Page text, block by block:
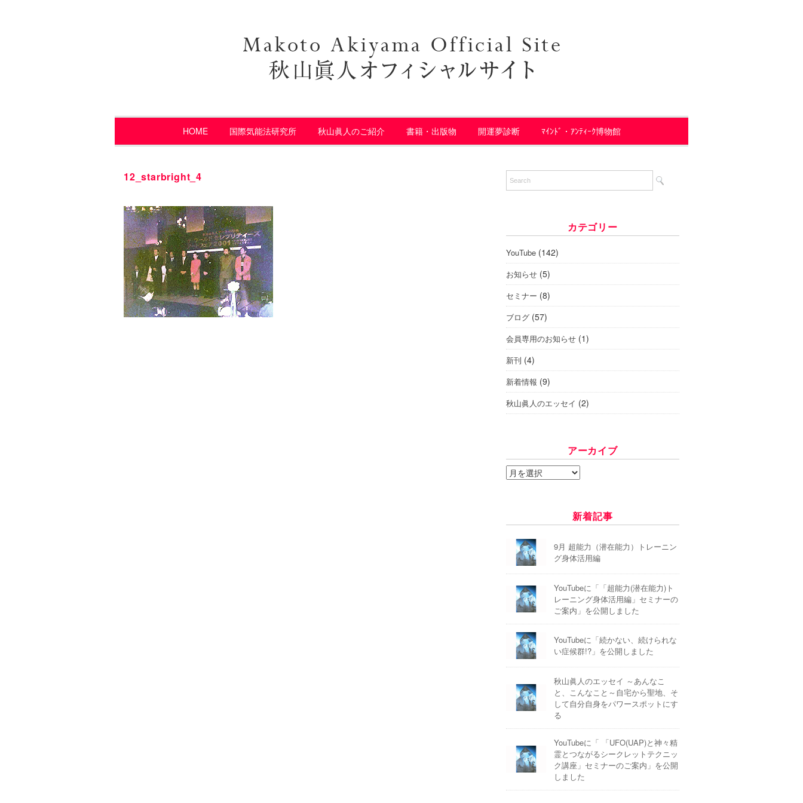
HOME 国際気能法研究所 秋山眞人のご紹介 書籍・出版物 開運夢診断 ﾏｲﾝﾄﾞ・ｱﾝﾃｨｰｸ博物館
12_starbright_4
カテゴリー
YouTube(142)
お知らせ(5)
セミナー (8)
ブログ(57)
会員専用のお知らせ(1)
新刊 (4)
新着情報 (9)
秋山眞人のエッセイ (2)
アーカイブ
ア
ー
新着記事
9月 超能力（潜在能力）トレーニン
グ身体活用編
YouTubeに「「超能力(潜在能力)ト
レーニング身体活用編」セミナーの
ご案内」を公開しました
YouTubeに「続かない、続けられな
い症候群!?」を公開しました
秋山眞人のエッセイ ～あんなこ
と、こんなこと～自宅から聖地、そ
して自分自身をパワースポットにす
る
YouTubeに「 「UFO(UAP)と神々精
霊とつながるシークレットテクニッ
ク講座」セミナーのご案内」を公開
しました